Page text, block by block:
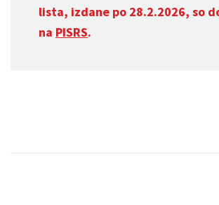
lista, izdane po 28.2.2026, so
na PISRS.